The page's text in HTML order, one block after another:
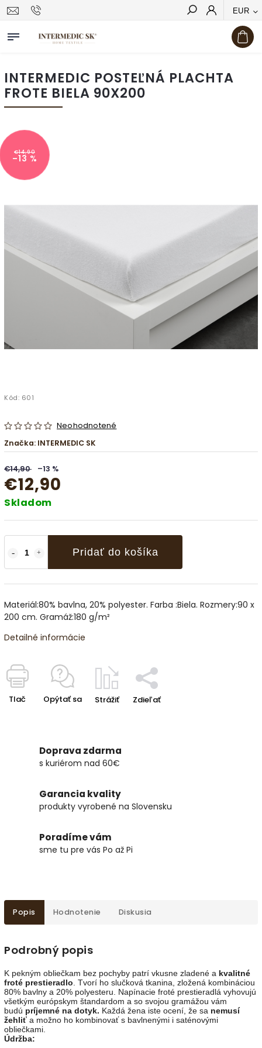
EUR
Hľadať
INTERMEDIC POSTEĽNÁ PLACHTA
FROTE BIELA 90X200
€14,90
–13 %
Kód: 601
Neohodnotené
Značka: INTERMEDIC SK
€14,90 –13 %
€12,90
Skladom
Pridať do košíka
Materiál:80% bavlna, 20% polyester. Farba :Biela. Rozmery:90 x
200 cm. Gramáž:180 g/m²
Detailné informácie
Tlač Opýtať sa Strážiť Zdieľať
Doprava zdarma
s kuriérom nad 60€
Garancia kvality
produkty vyrobené na Slovensku
Poradíme vám
sme tu pre vás Po až Pi
Popis Hodnotenie Diskusia
Podrobný popis
K pekným obliečkam bez pochyby patrí vkusne zladené a kvalitné
froté prestieradlo . Tvorí ho slučková tkanina, zložená kombináciou
80% bavlny a 20% polyesteru. Napínacie froté prestieradlá vyhovujú
všetkým európskym štandardom a so svojou gramážou vám
budú príjemné na dotyk. Každá žena iste ocení, že sa nemusí
žehliť a možno ho kombinovať s bavlnenými i saténovými
obliečkami.
Údržba: